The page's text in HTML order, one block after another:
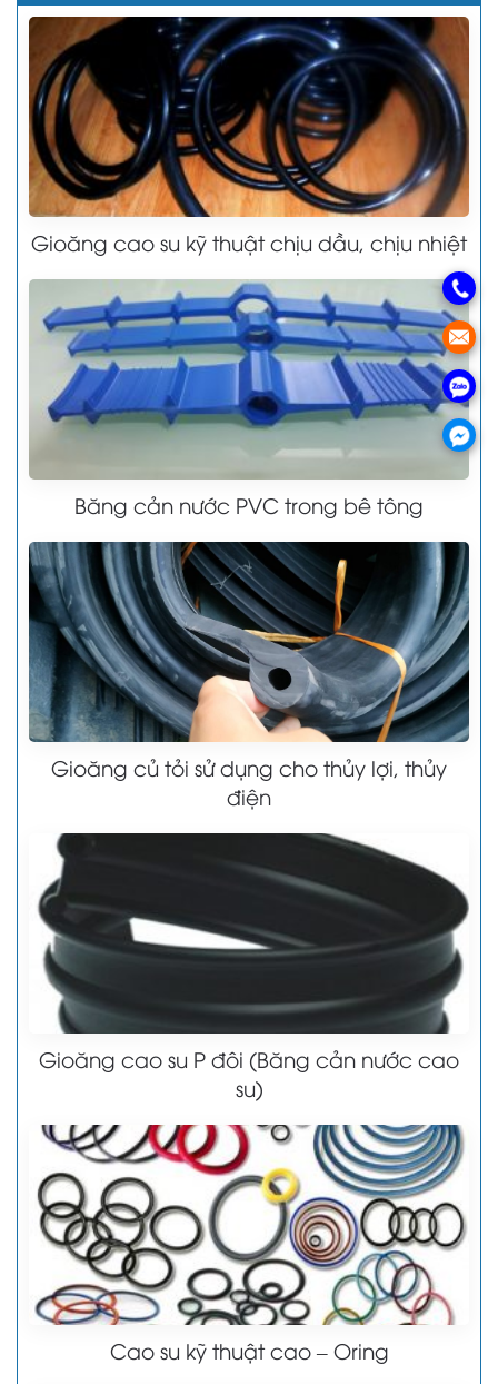
Gioăng cao su kỹ thuật chịu dầu, chịu nhiệt
Băng cản nước PVC trong bê tông
Gioăng củ tỏi sử dụng cho thủy lợi, thủy
điện
Gioăng cao su P đôi (Băng cản nước cao
su)
Cao su kỹ thuật cao – Oring